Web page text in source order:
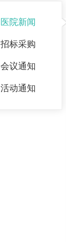
医院新闻
招标采购
会议通知
活动通知